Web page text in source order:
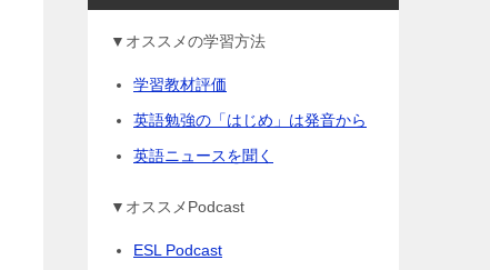
▼オススメの学習方法
学習教材評価
英語勉強の「はじめ」は発音から
英語ニュースを聞く
▼オススメPodcast
ESL Podcast